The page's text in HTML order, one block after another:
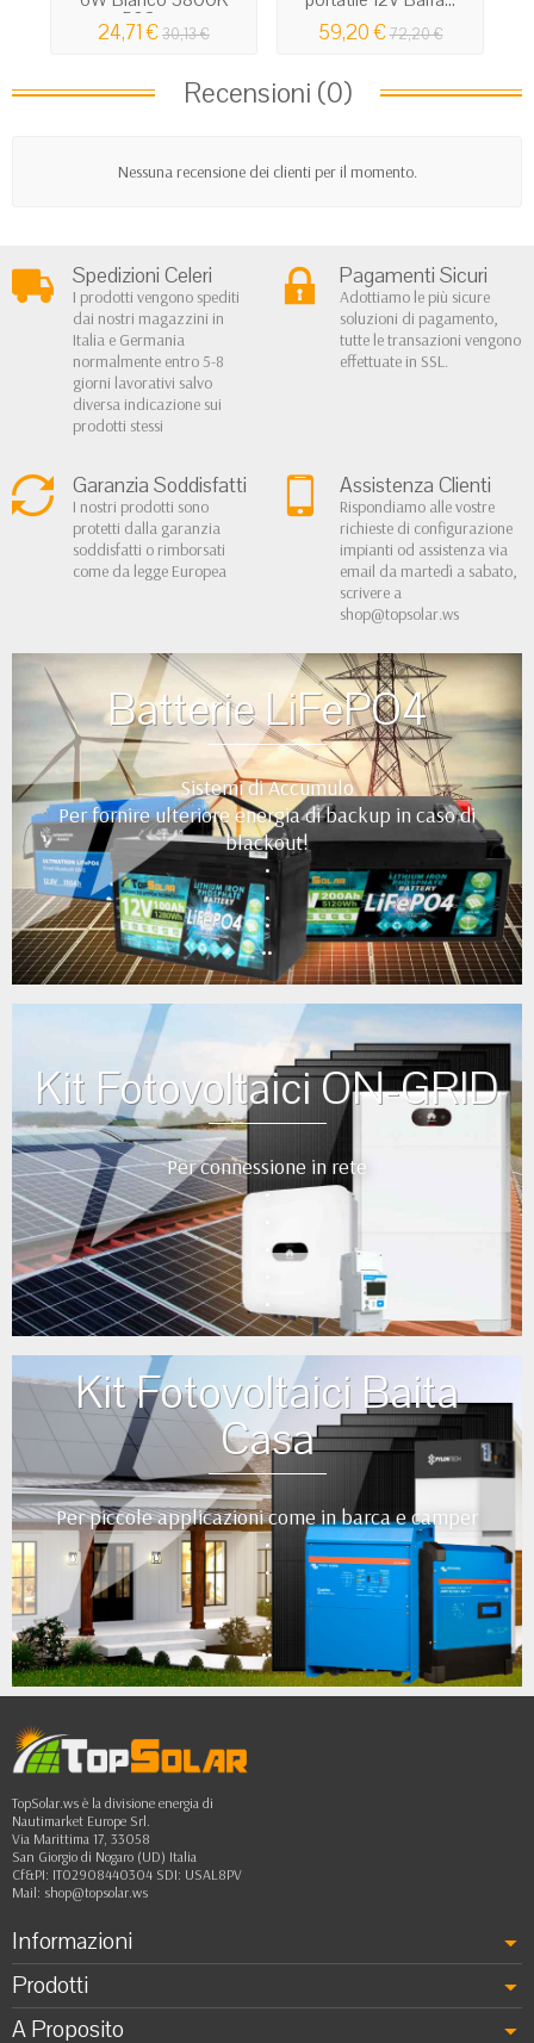
508mm
24,71 €30,13 € 59,20 €72,20 €
Recensioni (0)
Nessuna recensione dei clienti per il momento.
Spedizioni Celeri
I prodotti vengono spediti
dai nostri magazzini in
Italia e Germania
normalmente entro 5-8
giorni lavorativi salvo
diversa indicazione sui
prodotti stessi
Pagamenti Sicuri
Adottiamo le più sicure
soluzioni di pagamento,
tutte le transazioni vengono
effettuate in SSL.
Garanzia Soddisfatti
I nostri prodotti sono
protetti dalla garanzia
soddisfatti o rimborsati
come da legge Europea
Assistenza Clienti
Rispondiamo alle vostre
richieste di configurazione
impianti od assistenza via
email da martedì a sabato,
scrivere a
shop@topsolar.ws
Batterie LiFePO4
Sistemi di Accumulo
Per fornire ulteriore energia di backup in caso di
blackout!
•
•
•
••
Kit Fotovoltaici ON-GRID
Per connessione in rete
•
•
Kit Fotovoltaici Baita
Casa
Per piccole applicazioni come in barca e camper
•
•
•
•
••
TopSolar.ws è la divisione energia di
Nautimarket Europe Srl.
Via Marittima 17, 33058
San Giorgio di Nogaro (UD) Italia
Cf&PI: IT02908440304 SDI: USAL8PV
Mail: shop@topsolar.ws
Informazioni
Prodotti
A Proposito